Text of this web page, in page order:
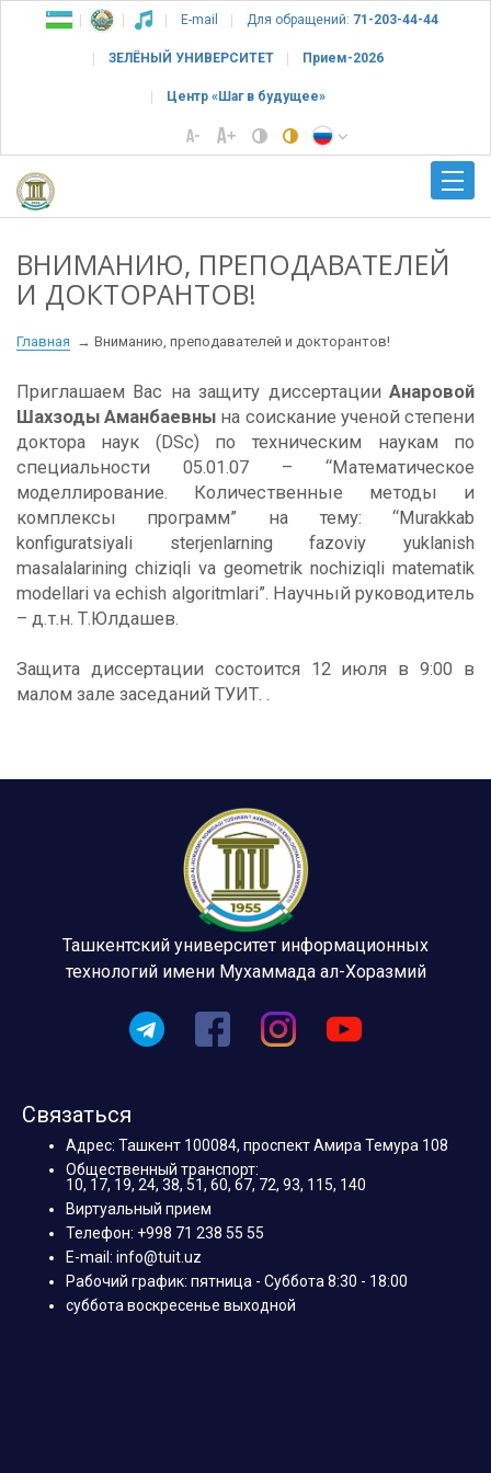
E-mail Для обращений: 71-203-44-44
ЗЕЛЁНЫЙ УНИВЕРСИТЕТ Прием-2026
Центр «Шаг в будущее»
ВНИМАНИЮ, ПРЕПОДАВАТЕЛЕЙ
И ДОКТОРАНТОВ!
Главная Вниманию, преподавателей и докторантов!
Приглашаем Вас на защиту диссертации Анаровой
Шахзоды Аманбаевны на соискание ученой степени
доктора наук (DSc) по техническим наукам по
специальности 05.01.07 – “Математическое
моделлирование. Количественные методы и
комплексы программ” на тему: “Murakkab
konfiguratsiyali sterjenlarning fazoviy yuklanish
masalalarining chiziqli va geometrik nochiziqli matematik
modellari va echish algoritmlari”. Научный руководитель
– д.т.н. Т.Юлдашев.
Защита диссертации состоится 12 июля в 9:00 в
малом зале заседаний ТУИТ. .
Ташкентский университет информационных
технологий имени Мухаммада ал-Хоразмий
Связаться
Адрес: Ташкент 100084, проспект Амира Темура 108
Общественный транспорт:
10, 17, 19, 24, 38, 51, 60, 67, 72, 93, 115, 140
Виртуальный прием
Телефон: +998 71 238 55 55
E-mail: info@tuit.uz
Рабочий график: пятница - Суббота 8:30 - 18:00
суббота воскресенье выходной